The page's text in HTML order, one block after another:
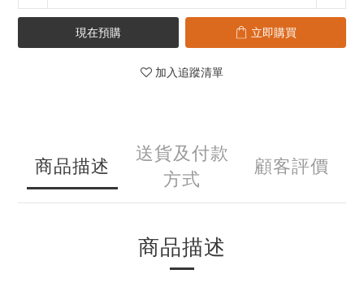
現在預購 立即購買
加入追蹤清單
商品描述
送貨及付款
方式
顧客評價
商品描述